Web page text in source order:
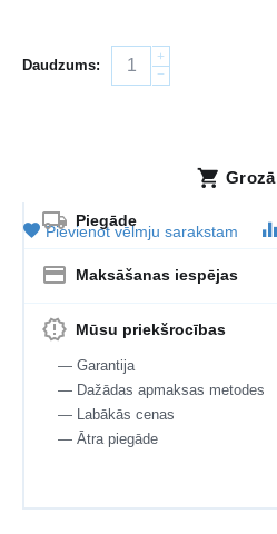
Daudzums:
+
−
Grozā
Pievienot vēlmju sarakstam
Piegāde
Maksāšanas iespējas
Mūsu priekšrocības
— Garantija
— Dažādas apmaksas metodes
— Labākās cenas
— Ātra piegāde